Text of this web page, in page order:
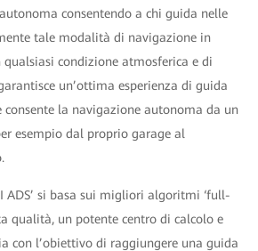
consentendo a chi guida nelle
tale modalità di navigazione in
qualsiasi condizione atmosferica e di
un’ottima esperienza di guida
la navigazione autonoma da un
esempio dal proprio garage al
ADS’ si basa sui migliori algoritmi ‘full-
qualità, un potente centro di calcolo e
con l’obiettivo di raggiungere una guida